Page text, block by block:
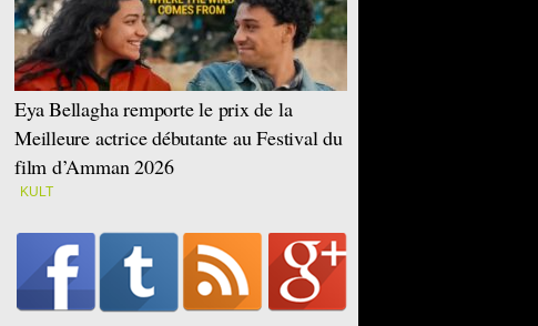
Eya Bellagha remporte le prix de la
Meilleure actrice débutante au Festival du
film d’Amman 2026
KULT